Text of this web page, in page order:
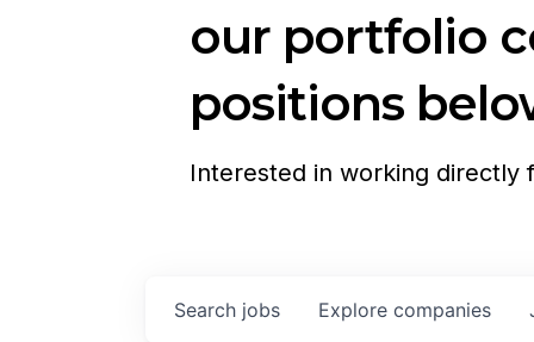
our portfolio
positions
Interested in working directly
Search jobs Explore companies